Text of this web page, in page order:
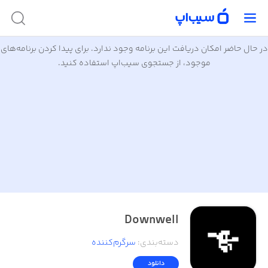
در حال حاضر امکان دریافت این برنامه وجود ندارد. برای پیدا کردن برنامه‌های
موجود، از جستجوی سیب‌اپ استفاده کنید.
Downwell
دسته‌بندی: سرگرم‌کننده
دانلود